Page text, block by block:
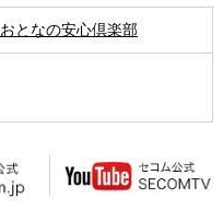
おとなの安心倶楽部